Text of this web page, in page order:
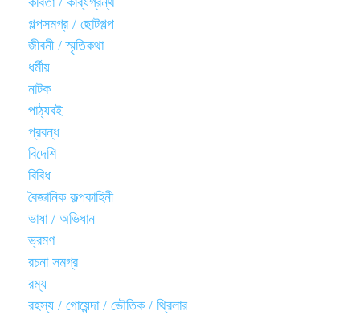
গল্পসমগ্র / ছোটগল্প
জীবনী / স্মৃতিকথা
ধর্মীয়
নাটক
পাঠ্যবই
প্রবন্ধ
বিদেশি
বিবিধ
বৈজ্ঞানিক কল্পকাহিনী
ভাষা / অভিধান
ভ্রমণ
রচনা সমগ্র
রম্য
রহস্য / গোয়েন্দা / ভৌতিক / থ্রিলার